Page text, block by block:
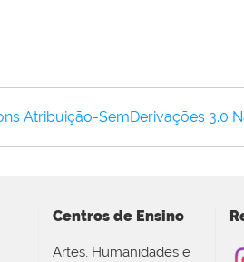
Atribuição-SemDerivações 3.0
Centros de Ensino
Artes, Humanidades e